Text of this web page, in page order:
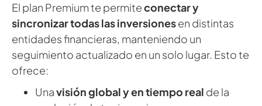
El plan Premium te permiteconectar y
sincronizar todas las inversionesen distintas
entidades financieras, manteniendo un
seguimiento actualizado en un solo lugar. Esto te
ofrece:
Unavisión global y en tiempo real de la